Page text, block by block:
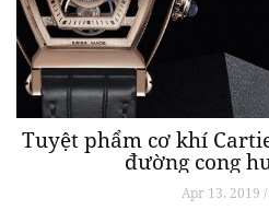
Tuyệt phẩm cơ khí
đường cong
Apr 13, 2019 /